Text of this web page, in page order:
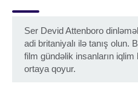
Ser Devid Attenboro
adi britaniyalı ilə tanış olun.
film gündəlik insanların iqlim
ortaya qoyur.